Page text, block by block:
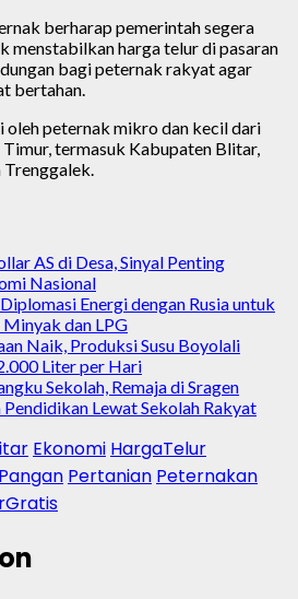
berharap pemerintah segera
menstabilkan harga telur di pasaran
bagi peternak rakyat agar
bertahan.
peternak mikro dan kecil dari
termasuk Kabupaten Blitar,
Trenggalek.
AS di Desa, Sinyal Penting
Nasional
Energi dengan Rusia untuk
dan LPG
Naik, Produksi Susu Boyolali
Liter per Hari
Sekolah, Remaja di Sragen
Lewat Sekolah Rakyat
Ekonomi HargaTelur
Pangan Pertanian Peternakan